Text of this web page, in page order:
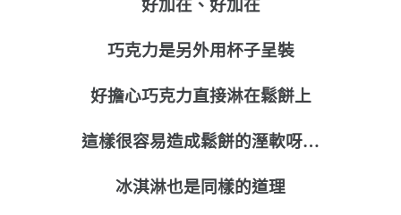
好加在、好加在
巧克力是另外用杯子呈裝
好擔心巧克力直接淋在鬆餅上
這樣很容易造成鬆餅的溼軟呀…
冰淇淋也是同樣的道理